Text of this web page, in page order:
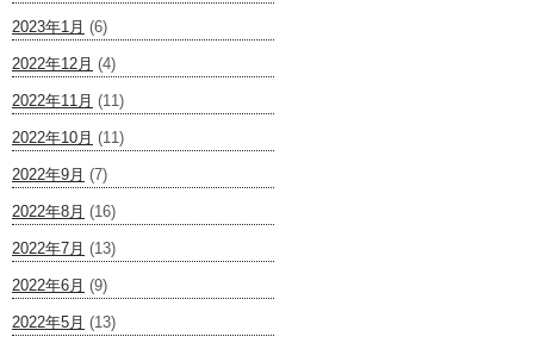
2023年1月 (6)
2022年12月 (4)
2022年11月 (11)
2022年10月 (11)
2022年9月 (7)
2022年8月 (16)
2022年7月 (13)
2022年6月 (9)
2022年5月 (13)